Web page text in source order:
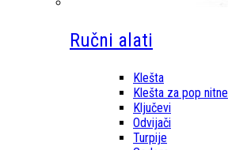
Ručni alati
Klešta
Klešta za pop nitne
Ključevi
Odvijači
Turpije